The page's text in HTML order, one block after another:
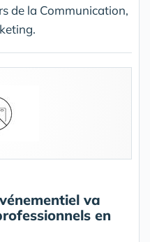
de la Communication,
va
en